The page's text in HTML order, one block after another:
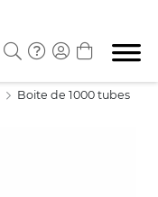
Boite de 1000 tubes